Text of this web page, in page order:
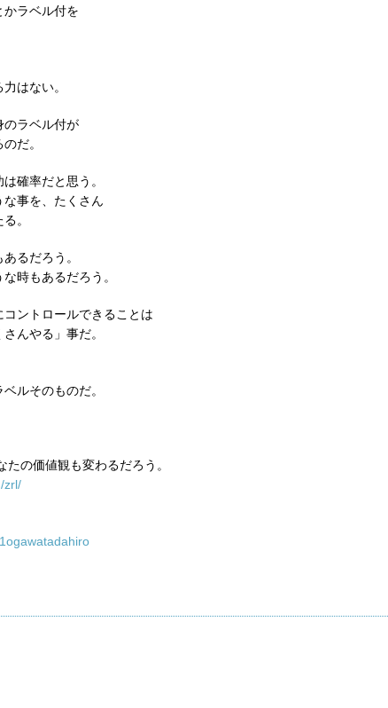
かラベル付を
はない。
のラベル付が
だ。
確率だと思う。
な事を、たくさん
。
るだろう。
時もあるだろう。
ントロールできることは
んやる」事だ。
ルそのものだ。
の価値観も変わるだろう。
zrl/